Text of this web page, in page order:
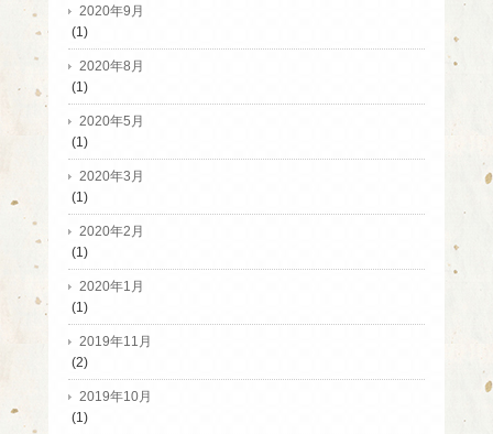
2020年9月
(1)
2020年8月
(1)
2020年5月
(1)
2020年3月
(1)
2020年2月
(1)
2020年1月
(1)
2019年11月
(2)
2019年10月
(1)